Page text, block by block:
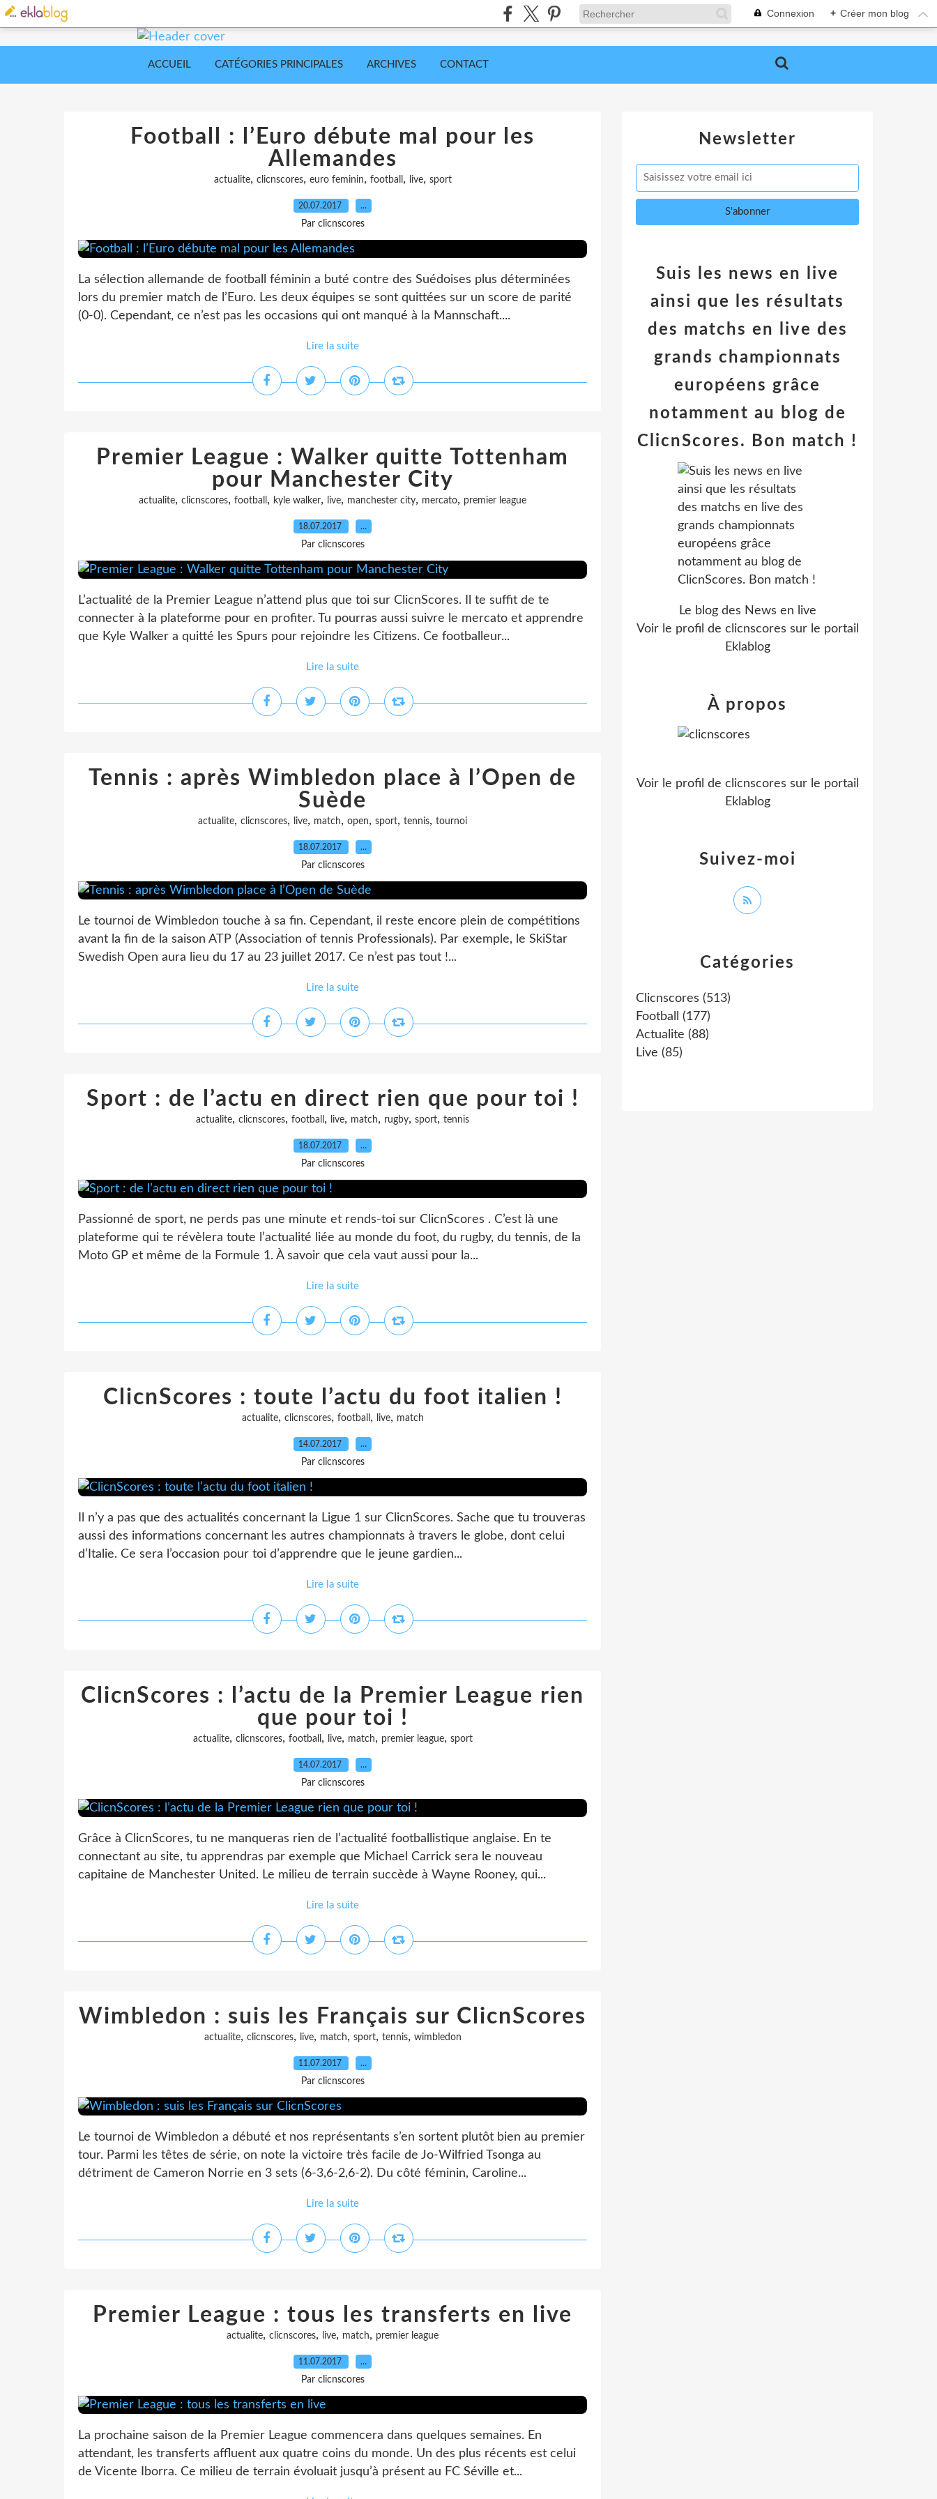
Connexion + Créer mon blog
ACCUEIL CATÉGORIES PRINCIPALES ARCHIVES CONTACT
Football : l’Euro débute mal pour les
Allemandes
actualite, clicnscores, euro feminin, football , live, sport
20.07.2017 …
Par clicnscores
La sélection allemande de football féminin a buté contre des Suédoises plus déterminées
lors du premier match de l’Euro. Les deux équipes se sont quittées sur un score de parité
(0-0). Cependant, ce n’est pas les occasions qui ont manqué à la Mannschaft....
Lire la suite
Premier League : Walker quitte Tottenham
pour Manchester City
actualite, clicnscores, football , kyle walker, live, manchester city, mercato, premier league
18.07.2017 …
Par clicnscores
L’actualité de la Premier League n’attend plus que toi sur ClicnScores. Il te suffit de te
connecter à la plateforme pour en profiter. Tu pourras aussi suivre le mercato et apprendre
que Kyle Walker a quitté les Spurs pour rejoindre les Citizens. Ce footballeur...
Lire la suite
Tennis : après Wimbledon place à l’Open de
Suède
actualite, clicnscores, live, match, open, sport, tennis, tournoi
18.07.2017 …
Par clicnscores
Le tournoi de Wimbledon touche à sa fin. Cependant, il reste encore plein de compétitions
avant la fin de la saison ATP (Association of tennis Professionals). Par exemple, le SkiStar
Swedish Open aura lieu du 17 au 23 juillet 2017. Ce n’est pas tout !...
Lire la suite
Sport : de l’actu en direct rien que pour toi !
actualite, clicnscores, football , live, match, rugby, sport, tennis
18.07.2017 …
Par clicnscores
Passionné de sport, ne perds pas une minute et rends-toi sur ClicnScores . C’est là une
plateforme qui te révèlera toute l’actualité liée au monde du foot, du rugby, du tennis, de la
Moto GP et même de la Formule 1. À savoir que cela vaut aussi pour la...
Lire la suite
ClicnScores : toute l’actu du foot italien !
actualite, clicnscores, football , live, match
14.07.2017 …
Par clicnscores
Il n’y a pas que des actualités concernant la Ligue 1 sur ClicnScores. Sache que tu trouveras
aussi des informations concernant les autres championnats à travers le globe, dont celui
d’Italie. Ce sera l’occasion pour toi d’apprendre que le jeune gardien...
Lire la suite
ClicnScores : l’actu de la Premier League rien
que pour toi !
actualite, clicnscores, football , live, match, premier league, sport
14.07.2017 …
Par clicnscores
Grâce à ClicnScores, tu ne manqueras rien de l’actualité footballistique anglaise. En te
connectant au site, tu apprendras par exemple que Michael Carrick sera le nouveau
capitaine de Manchester United. Le milieu de terrain succède à Wayne Rooney, qui...
Lire la suite
Wimbledon : suis les Français sur ClicnScores
actualite, clicnscores, live, match, sport, tennis, wimbledon
11.07.2017 …
Par clicnscores
Le tournoi de Wimbledon a débuté et nos représentants s’en sortent plutôt bien au premier
tour. Parmi les têtes de série, on note la victoire très facile de Jo-Wilfried Tsonga au
détriment de Cameron Norrie en 3 sets (6-3,6-2,6-2). Du côté féminin, Caroline...
Lire la suite
Premier League : tous les transferts en live
actualite, clicnscores, live, match, premier league
11.07.2017 …
Par clicnscores
La prochaine saison de la Premier League commencera dans quelques semaines. En
attendant, les transferts affluent aux quatre coins du monde. Un des plus récents est celui
de Vicente Iborra. Ce milieu de terrain évoluait jusqu’à présent au FC Séville et...
Newsletter
Catégories
Clicnscores (513)
Football
(177)
Actualite (88)
Live (85)
Suis les news en live
ainsi que les résultats
des matchs en live des
grands championnats
européens grâce
notamment au blog de
ClicnScores. Bon match !
Le blog des News en live
Voir le profil de clicnscores sur le portail
Eklablog
Suivez-moi
À propos
Voir le profil de clicnscores sur le portail
Eklablog